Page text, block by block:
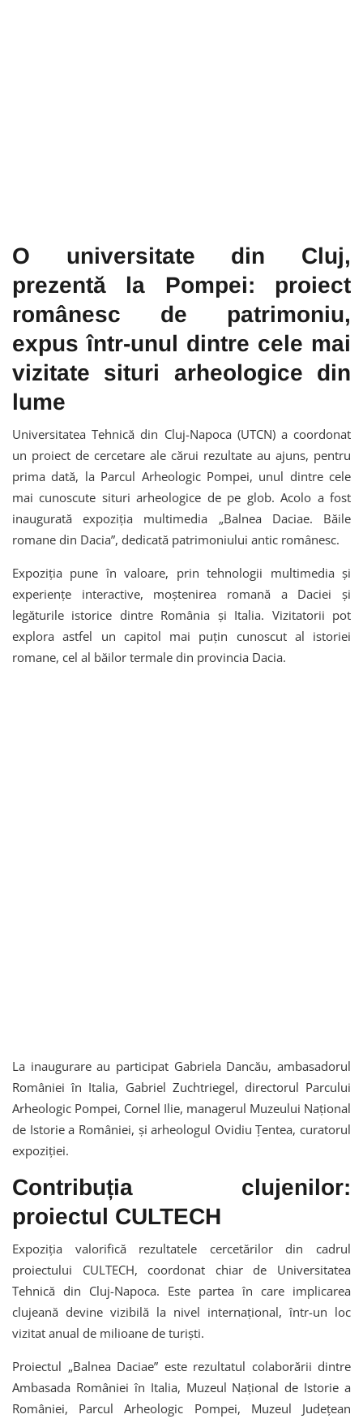
O universitate din Cluj,
prezentă la Pompei: proiect
românesc de patrimoniu,
expus într-unul dintre cele mai
vizitate situri arheologice din
lume
Universitatea Tehnică din Cluj-Napoca (UTCN) a coordonat
un proiect de cercetare ale cărui rezultate au ajuns, pentru
prima dată, la Parcul Arheologic Pompei, unul dintre cele
mai cunoscute situri arheologice de pe glob. Acolo a fost
inaugurată expoziția multimedia „Balnea Daciae. Băile
romane din Dacia”, dedicată patrimoniului antic românesc.
Expoziția pune în valoare, prin tehnologii multimedia și
experiențe interactive, moștenirea romană a Daciei și
legăturile istorice dintre România și Italia. Vizitatorii pot
explora astfel un capitol mai puțin cunoscut al istoriei
romane, cel al băilor termale din provincia Dacia.
La inaugurare au participat Gabriela Dancău, ambasadorul
României în Italia, Gabriel Zuchtriegel, directorul Parcului
Arheologic Pompei, Cornel Ilie, managerul Muzeului Național
de Istorie a României, și arheologul Ovidiu Țentea, curatorul
expoziției.
Contribuția clujenilor:
proiectul CULTECH
Expoziția valorifică rezultatele cercetărilor din cadrul
proiectului CULTECH, coordonat chiar de Universitatea
Tehnică din Cluj-Napoca. Este partea în care implicarea
clujeană devine vizibilă la nivel internațional, într-un loc
vizitat anual de milioane de turiști.
Proiectul „Balnea Daciae” este rezultatul colaborării dintre
Ambasada României în Italia, Muzeul Național de Istorie a
României, Parcul Arheologic Pompei, Muzeul Județean